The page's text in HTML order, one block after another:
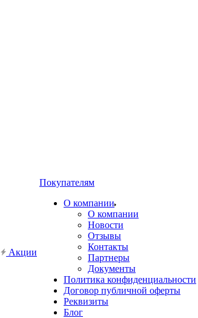
Акции
Покупателям
О компании
О компании
Новости
Отзывы
Контакты
Партнеры
Документы
Политика конфиденциальности
Договор публичной оферты
Реквизиты
Блог